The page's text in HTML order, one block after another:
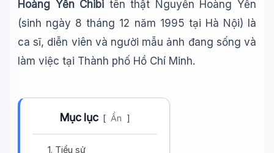
Hoàng Yến Chibi tên thật Nguyễn Hoàng Yến
(sinh ngày 8 tháng 12 năm 1995 tại Hà Nội) là
ca sĩ, diễn viên và người mẫu ảnh đang sống và
làm việc tại Thành phố Hồ Chí Minh.
Mục lục [ Ẩn ]
1. Tiểu sử